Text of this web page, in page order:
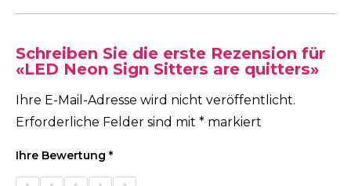
Schreiben Sie die erste Rezension für
«LED Neon Sign Sitters are quitters»
Ihre E-Mail-Adresse wird nicht veröffentlicht.
Erforderliche Felder sind mit * markiert
Ihre Bewertung *
1 von2 von3 von4 von5 von